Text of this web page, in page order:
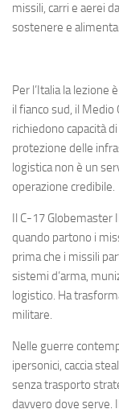
missili, carri e aerei
sostenere e
Per l’Italia la lezione
il fianco sud, il Medio
richiedono capacità
protezione delle
logistica non è un
operazione credibile.
Il C-17 Globemaster
quando partono i
prima che i missili
sistemi d’arma,
logistico. Ha
militare.
Nelle guerre
ipersonici, caccia
senza trasporto
davvero dove serve.